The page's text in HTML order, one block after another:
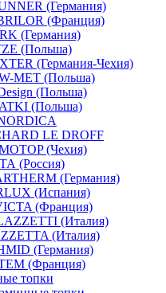
(Германия)
(Франция)
(Германия)
(Польша)
(Германия-Чехия)
MET (Польша)
(Польша)
(Польша)
LE DROFF
(Чехия)
(Россия)
(Германия)
(Испания)
(Франция)
(Италия)
(Италия)
(Германия)
(Франция)
топки